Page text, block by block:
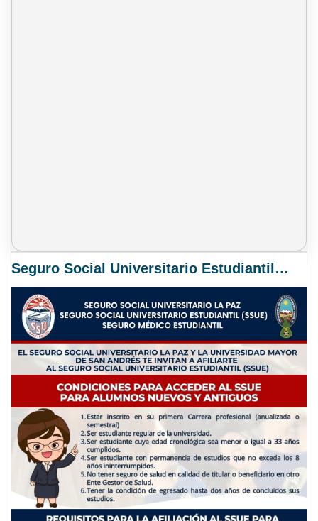
Seguro Social Universitario Estudiantil SSUE